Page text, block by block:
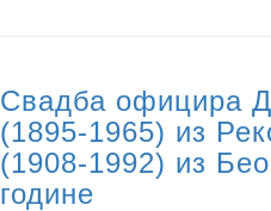
Свадба официра
(1895-1965) из
(1908-1992) из
године